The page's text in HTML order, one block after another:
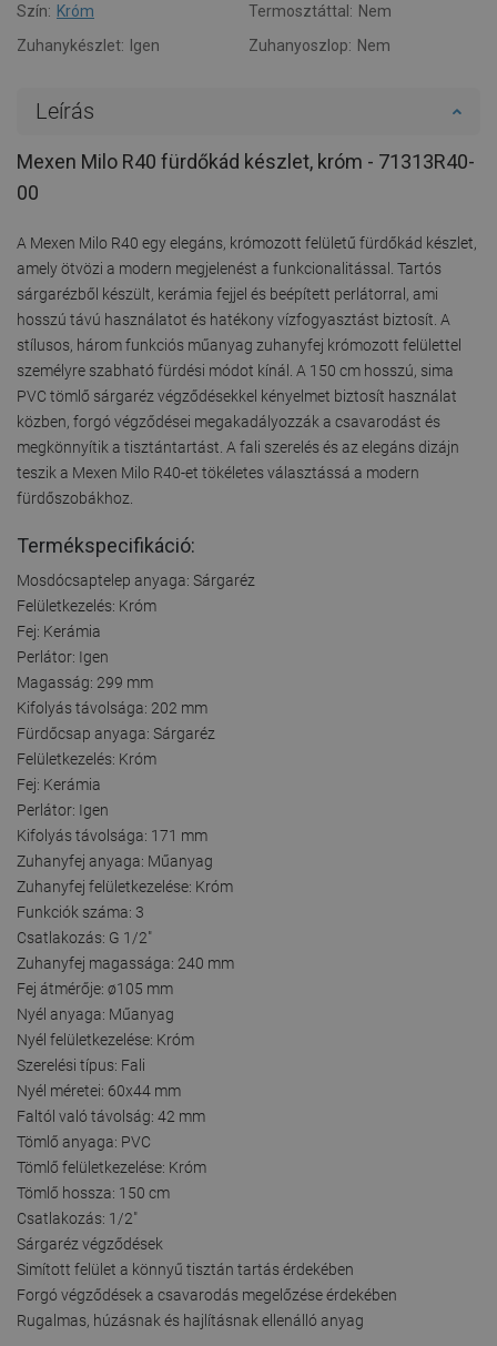
Szín: Króm Termosztáttal: Nem
Zuhanykészlet:
Igen Zuhanyoszlop: Nem
Leírás
Mexen Milo R40 fürdőkád készlet, króm - 71313R40-
00
A Mexen Milo R40 egy elegáns, krómozott felületű fürdőkád készlet,
amely ötvözi a modern megjelenést a funkcionalitással. Tartós
sárgarézből készült, kerámia fejjel és beépített perlátorral, ami
hosszú távú használatot és hatékony vízfogyasztást biztosít. A
stílusos, három funkciós műanyag zuhanyfej krómozott felülettel
személyre szabható fürdési módot kínál. A 150 cm hosszú, sima
PVC tömlő sárgaréz végződésekkel kényelmet biztosít használat
közben, forgó végződései megakadályozzák a csavarodást és
megkönnyítik a tisztántartást. A fali szerelés és az elegáns dizájn
teszik a Mexen Milo R40-et tökéletes választássá a modern
fürdőszobákhoz.
Termékspecifikáció:
Mosdócsaptelep anyaga: Sárgaréz
Felületkezelés: Króm
Fej: Kerámia
Perlátor: Igen
Magasság: 299 mm
Kifolyás távolsága: 202 mm
Fürdőcsap anyaga: Sárgaréz
Felületkezelés: Króm
Fej: Kerámia
Perlátor: Igen
Kifolyás távolsága: 171 mm
Zuhanyfej anyaga: Műanyag
Zuhanyfej felületkezelése: Króm
Funkciók száma: 3
Csatlakozás: G 1/2"
Zuhanyfej magassága: 240 mm
Fej átmérője: ø105 mm
Nyél anyaga: Műanyag
Nyél felületkezelése: Króm
Szerelési típus: Fali
Nyél méretei: 60x44 mm
Faltól való távolság: 42 mm
Tömlő anyaga: PVC
Tömlő felületkezelése: Króm
Tömlő hossza: 150 cm
Csatlakozás: 1/2"
Sárgaréz végződések
Simított felület a könnyű tisztán tartás érdekében
Forgó végződések a csavarodás megelőzése érdekében
Rugalmas, húzásnak és hajlításnak ellenálló anyag